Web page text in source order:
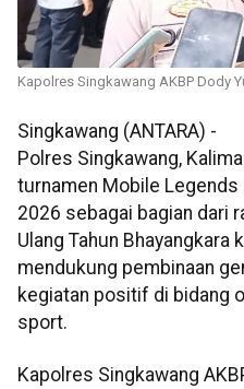
Kapolres Singkawang AKBP Dody
Singkawang (ANTARA) -
Polres Singkawang,
turnamen Mobile Legends
2026 sebagai bagian dari
Ulang Tahun Bhayangkara
mendukung pembinaan
kegiatan positif di bidang
sport.
Kapolres Singkawang